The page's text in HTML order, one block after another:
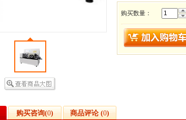
购买数量：
购买咨询(0) 商品评论 (0)